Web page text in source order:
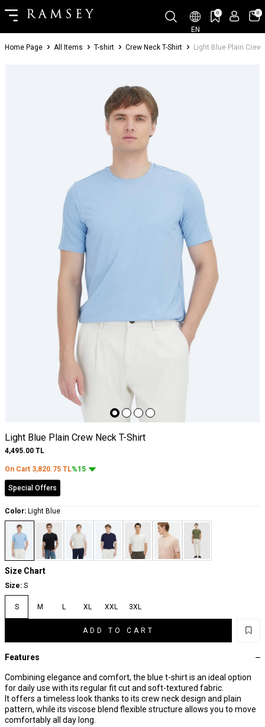
EN
0 0
Home Page All Items T-shirt Crew Neck T-Shirt Light Blue Plain Crew
Light Blue Plain Crew Neck T-Shirt
4,495.00 TL
On Cart 3,820.75 TL%15
Special Offers
Color: Light Blue
Size Chart
Size: S
S M L XL XXL 3XL
ADD TO CART
Features
Combining elegance and comfort, the blue t-shirt is an ideal option
for daily use with its regular fit cut and soft-textured fabric.
It offers a timeless look thanks to its crew neck design and plain
pattern, while its viscose blend flexible structure allows you to move
comfortably all day long.